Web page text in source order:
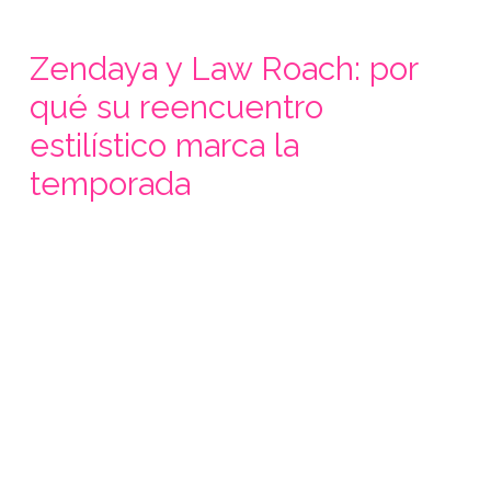
Zendaya y Law Roach: por
qué su reencuentro
estilístico marca la
temporada